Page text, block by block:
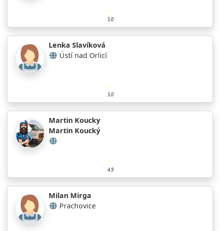
5.0
Lenka Slavíková
Ústí nad Orlicí
5.0
Martin Koucky
Martin Koucký
4.9
Milan Mirga
Prachovice